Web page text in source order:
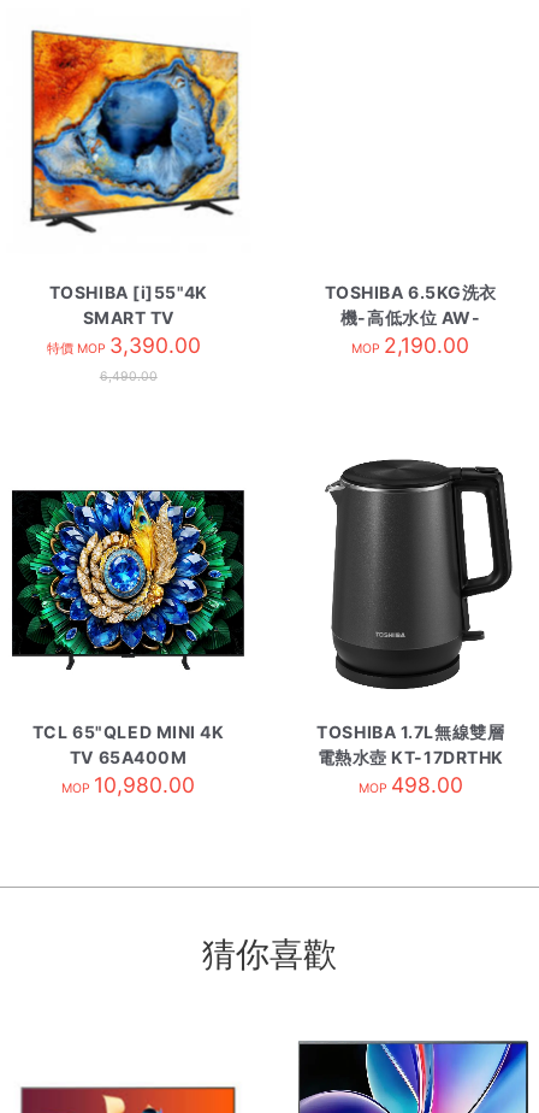
TOSHIBA [i]55"4K
SMART TV
55C350NK
特價 MOP 3,390.00
6,490.00
TOSHIBA 6.5KG洗衣
機-高低水位 AW-
Q751APH
MOP 2,190.00
TCL 65"QLED MINI 4K
TV 65A400M
MOP 10,980.00
TOSHIBA 1.7L無線雙層
電熱水壺 KT-17DRTHK
MOP 498.00
猜你喜歡